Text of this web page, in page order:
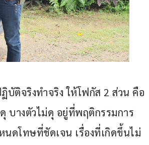
บัติจริงทำจริง ให้โฟกัส 2 ส่วน คือ
บางตัวไม่ดุ อยู่ที่พฤติกรรมการ
นดโทษที่ชัดเจน เรื่องที่เกิดขึ้นไม่